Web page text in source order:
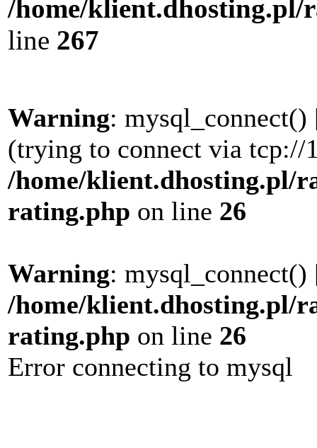
/home/klient.dhosting.pl/
line 267
Warning: mysql_connect()
(trying to connect via
/home/klient.dhosting.pl/
rating.php on line 26
Warning: mysql_connect()
/home/klient.dhosting.pl/
rating.php on line 26
Error connecting to mysql